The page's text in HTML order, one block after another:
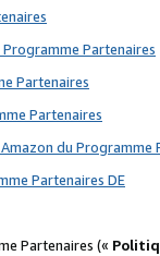
Partenaires
Partenaires
Partenaires
du Programme
Partenaires DE
Partenaires («